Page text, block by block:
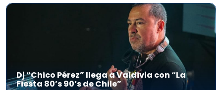
Dj “Chico Pérez” llega a Valdivia con “La
Fiesta 80’s 90’s de Chile”